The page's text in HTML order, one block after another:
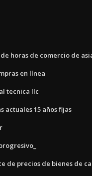
horas de comercio de
en línea
tecnica llc
actuales 15 años fijas
de precios de bienes de